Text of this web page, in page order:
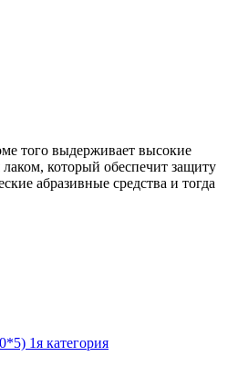
того выдерживает высокие
который обеспечит защиту
абразивные средства и тогда